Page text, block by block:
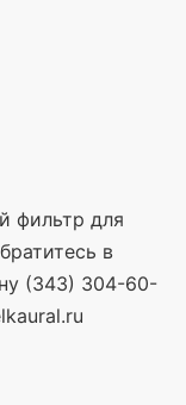
фильтр для
в
(343) 304-60-